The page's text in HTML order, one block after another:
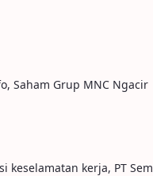
Saham Grup MNC Ngacir
keselamatan kerja, PT